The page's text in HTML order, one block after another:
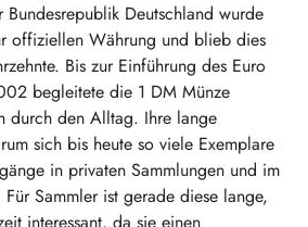
Deutschland wurde
offiziellen Währung und blieb dies
Bis zur Einführung des Euro
begleitete die 1 DM Münze
durch den Alltag. Ihre lange
sich bis heute so viele Exemplare
in privaten Sammlungen und im
Sammler ist gerade diese lange,